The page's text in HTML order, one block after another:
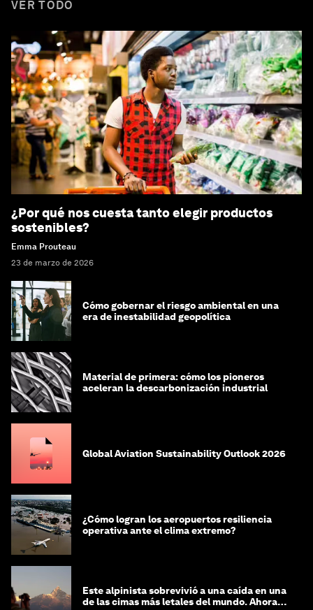
VER TODO
¿Por qué nos cuesta tanto elegir productos
sostenibles?
Emma Prouteau
23 de marzo de 2026
Cómo gobernar el riesgo ambiental en una
era de inestabilidad geopolítica
Material de primera: cómo los pioneros
aceleran la descarbonización industrial
Global Aviation Sustainability Outlook 2026
¿Cómo logran los aeropuertos resiliencia
operativa ante el clima extremo?
Este alpinista sobrevivió a una caída en una
de las cimas más letales del mundo. Ahora